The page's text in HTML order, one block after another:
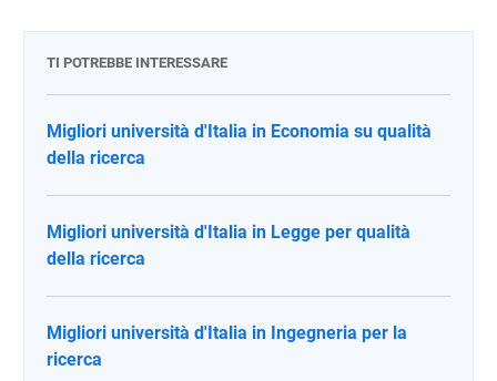
TI POTREBBE INTERESSARE
Migliori università d'Italia in Economia su qualità
della ricerca
Migliori università d'Italia in Legge per qualità
della ricerca
Migliori università d'Italia in Ingegneria per la
ricerca